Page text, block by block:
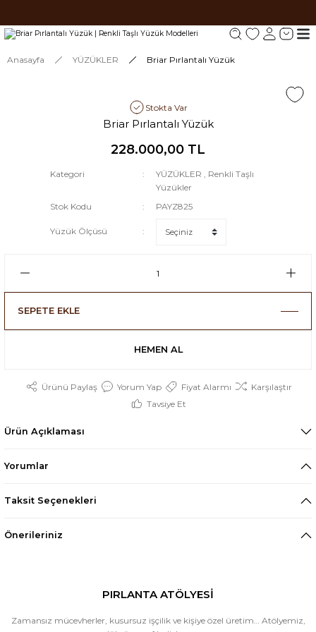
Tüm siparişlerde 1000 TL ve üzeri ücretsiz kargo. #3
Anasayfa YÜZÜKLER Briar Pırlantalı Yüzük
Stokta Var
Briar Pırlantalı Yüzük
228.000,00 TL
Kategori YÜZÜKLER , Renkli Taşlı
Yüzükler
Stok Kodu
PAYZ825
Yüzük Ölçüsü
SEPETE EKLE
HEMEN AL
Ürünü Paylaş Yorum Yap Fiyat Alarmı
Karşılaştır
Tavsiye Et
Ürün Açıklaması
Yorumlar
Taksit Seçenekleri
Önerileriniz
PIRLANTA ATÖLYESİ
Zamansız mücevherler, kusursuz işçilik ve kişiye özel üretim… Atölyemiz,